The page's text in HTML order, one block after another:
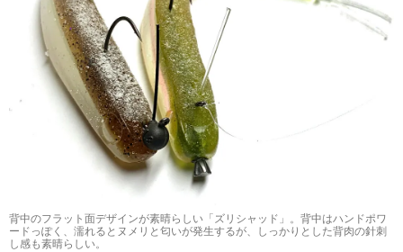
背中のフラット面デザインが素晴らしい「ズリシャッド」。背中はハンドポワ
ードっぽく、濡れるとヌメリと匂いが発生するが、しっかりとした背肉の針刺
し感も素晴らしい。